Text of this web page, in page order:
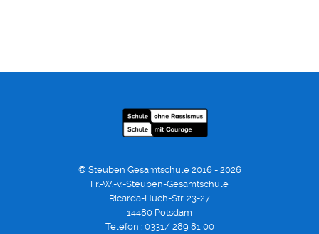
© Steuben Gesamtschule 2016 - 2026
Fr.-W.-v.-Steuben-Gesamtschule
Ricarda-Huch-Str. 23-27
14480 Potsdam
Telefon : 0331/ 289 81 00